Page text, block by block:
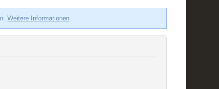
Weitere Informationen